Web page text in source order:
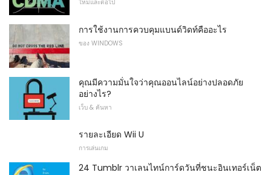
ใหม่และต่อไป
การใช้งานการควบคุมแบนด์วิดท์คืออะไร
ของ WINDOWS
คุณมีความมั่นใจว่าคุณออนไลน์อย่างปลอดภัย
อย่างไร?
เว็บ & ค้นหา
รายละเอียด Wii U
การเล่นเกม
24 Tumblr วาเลนไทน์การ์ดวันที่ชนะอินเทอร์เน็ต